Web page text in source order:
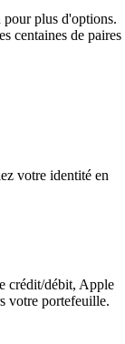
plus d'options.
centaines de paires
votre identité en
crédit/débit, Apple
votre portefeuille.